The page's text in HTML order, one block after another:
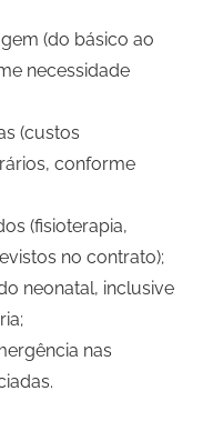
(do básico ao
necessidade
(custos
conforme
(fisioterapia,
no contrato);
neonatal, inclusive
nas